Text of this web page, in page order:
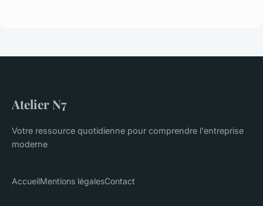
Atelier N7
Votre ressource quotidienne pour comprendre l'entreprise
moderne
AccueilMentions légalesContact